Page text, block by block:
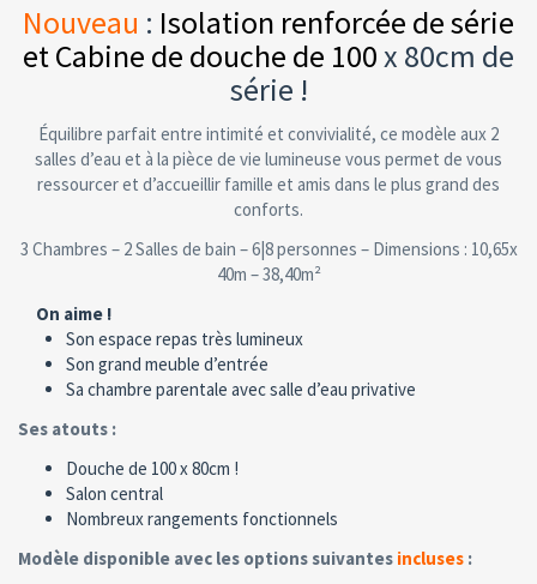
Nouveau : Isolation renforcée de série
et Cabine de douche de 100x 80cm de
série !
Équilibre parfait entre intimité et convivialité, ce modèle aux 2
salles d’eau et à la pièce de vie lumineuse vous permet de vous
ressourcer et d’accueillir famille et amis dans le plus grand des
conforts.
3 Chambres – 2 Salles de bain – 6|8 personnes – Dimensions : 10,65x
40m – 38,40m²
On aime !
Son espace repas très lumineux
Son grand meuble d’entrée
Sa chambre parentale avec salle d’eau privative
Ses atouts :
Douche de 100 x 80cm !
Salon central
Nombreux rangements fonctionnels
Modèle disponible avec les options suivantes incluses :